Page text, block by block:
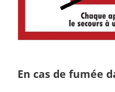
En cas de fumée